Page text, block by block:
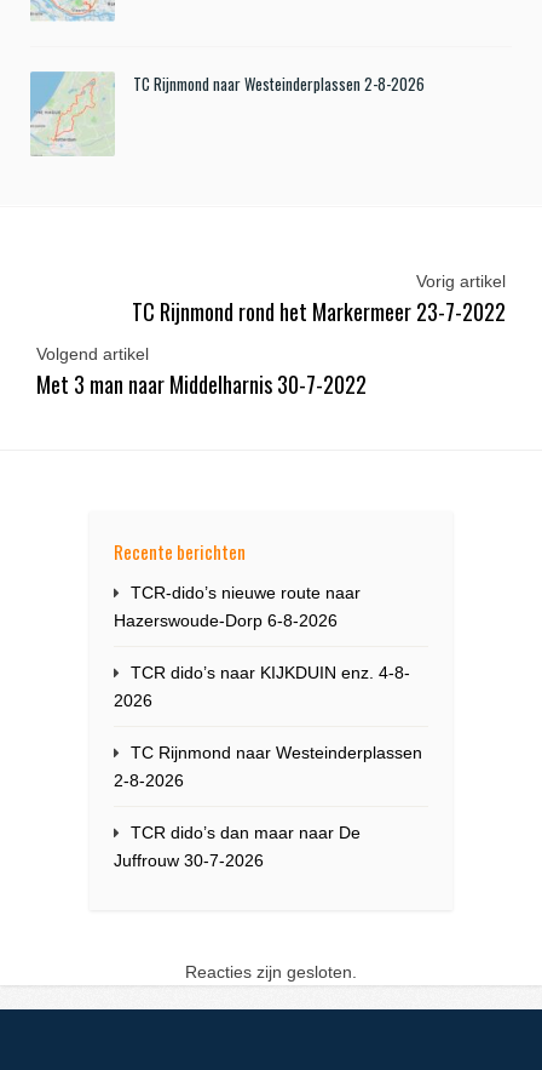
TC Rijnmond naar Westeinderplassen 2-8-2026
Vorig artikel
TC Rijnmond rond het Markermeer 23-7-2022
Volgend artikel
Met 3 man naar Middelharnis 30-7-2022
Recente berichten
TCR-dido’s nieuwe route naar
Hazerswoude-Dorp 6-8-2026
TCR dido’s naar KIJKDUIN enz. 4-8-
2026
TC Rijnmond naar Westeinderplassen
2-8-2026
TCR dido’s dan maar naar De
Juffrouw 30-7-2026
Reacties zijn gesloten.